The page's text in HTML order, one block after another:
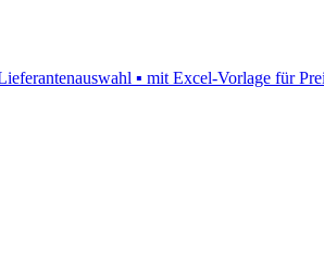
▪ mit Excel-Vorlage für